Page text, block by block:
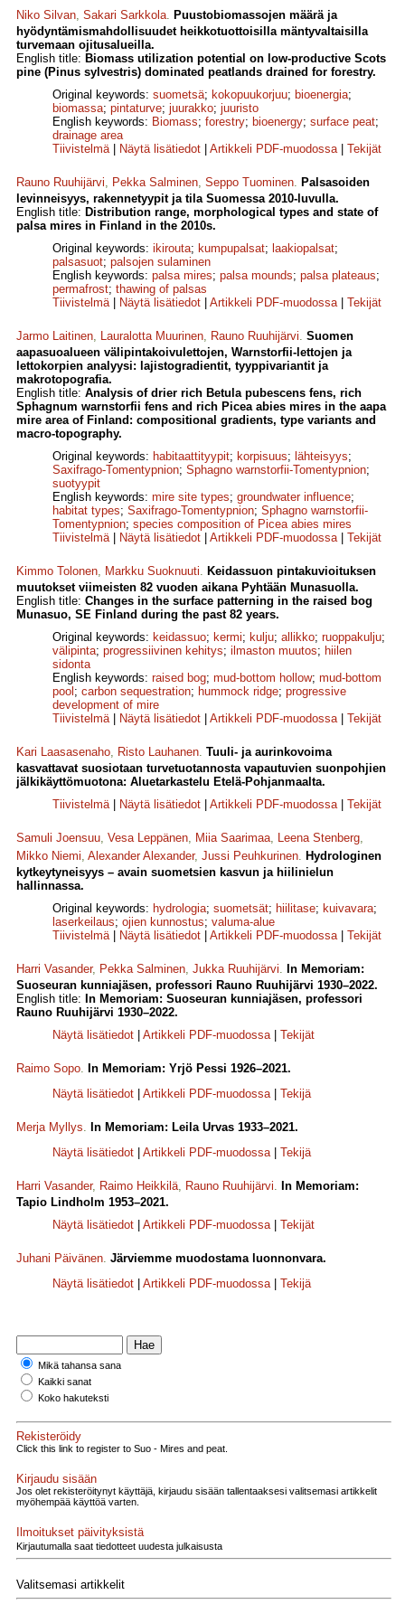
Niko Silvan, Sakari Sarkkola. Puustobiomassojen määrä ja
hyödyntämismahdollisuudet heikkotuottoisilla mäntyvaltaisilla
turvemaan ojitusalueilla.
English title: Biomass utilization potential on low-productive Scots
pine (Pinus sylvestris) dominated peatlands drained for forestry.
Original keywords: suometsä; kokopuukorjuu; bioenergia;
biomassa; pintaturve; juurakko; juuristo
English keywords: Biomass; forestry; bioenergy; surface peat;
drainage area
Tiivistelmä| Näytä lisätiedot Artikkeli PDF-muodossa| Tekijät
Rauno Ruuhijärvi, Pekka Salminen, Seppo Tuominen. Palsasoiden
levinneisyys, rakennetyypit ja tila Suomessa 2010-luvulla.
English title: Distribution range, morphological types and state of
palsa mires in Finland in the 2010s.
Original keywords: ikirouta; kumpupalsat; laakiopalsat;
palsasuot; palsojen sulaminen
English keywords: palsa mires; palsa mounds; palsa plateaus;
permafrost; thawing of palsas
Tiivistelmä| Näytä lisätiedot Artikkeli PDF-muodossa| Tekijät
Jarmo Laitinen, Lauralotta Muurinen, Rauno Ruuhijärvi. Suomen
aapasuoalueen välipintakoivulettojen, Warnstorfii-lettojen ja
lettokorpien analyysi: lajistogradientit, tyyppivariantit ja
makrotopografia.
English title: Analysis of drier rich Betula pubescens fens, rich
Sphagnum warnstorfii fens and rich Picea abies mires in the aapa
mire area of Finland: compositional gradients, type variants and
macro-topography.
Original keywords: habitaattityypit; korpisuus; lähteisyys;
Saxifrago-Tomentypnion; Sphagno warnstorfii-Tomentypnion;
suotyypit
English keywords: mire site types; groundwater influence;
habitat types; Saxifrago-Tomentypnion; Sphagno warnstorfii-
Tomentypnion; species composition of Picea abies mires
Tiivistelmä| Näytä lisätiedot Artikkeli PDF-muodossa| Tekijät
Kimmo Tolonen, Markku Suoknuuti. Keidassuon pintakuvioituksen
muutokset viimeisten 82 vuoden aikana Pyhtään Munasuolla.
English title: Changes in the surface patterning in the raised bog
Munasuo, SE Finland during the past 82 years.
Original keywords: keidassuo; kermi; kulju; allikko; ruoppakulju;
välipinta; progressiivinen kehitys; ilmaston muutos; hiilen
sidonta
English keywords: raised bog; mud-bottom hollow; mud-bottom
pool ; carbon sequestration; hummock ridge; progressive
development of mire
Tiivistelmä| Näytä lisätiedot Artikkeli PDF-muodossa| Tekijät
Kari Laasasenaho, Risto Lauhanen. Tuuli- ja aurinkovoima
kasvattavat suosiotaan turvetuotannosta vapautuvien suonpohjien
jälki­käyttömuotona: Aluetarkastelu Etelä-Pohjanmaalta.
Tiivistelmä| Näytä lisätiedot Artikkeli PDF-muodossa| Tekijät
Samuli Joensuu, Vesa Leppänen, Miia Saarimaa, Leena Stenberg,
Mikko Niemi, Alexander Alexander, Jussi Peuhkurinen. Hydrologinen
kytkeytyneisyys – avain suometsien kasvun ja hiilinielun
hallinnassa.
Original keywords: hydrologia; suometsät; hiilitase; kuivavara;
laserkeilaus; ojien kunnostus; valuma-alue
Tiivistelmä| Näytä lisätiedot Artikkeli PDF-muodossa| Tekijät
Harri Vasander, Pekka Salminen, Jukka Ruuhijärvi. In Memoriam:
Suoseuran kunniajäsen, professori Rauno Ruuhijärvi 1930–2022.
English title: In Memoriam: Suoseuran kunniajäsen, professori
Rauno Ruuhijärvi 1930–2022.
Näytä lisätiedot
Artikkeli PDF-muodossa| Tekijät
Raimo Sopo. In Memoriam: Yrjö Pessi 1926–2021.
Näytä lisätiedot
Artikkeli PDF-muodossa| Tekijä
Merja Myllys. In Memoriam: Leila Urvas 1933–2021.
Näytä lisätiedot
Artikkeli PDF-muodossa| Tekijä
Harri Vasander, Raimo Heikkilä, Rauno Ruuhijärvi. In Memoriam:
Tapio Lindholm 1953–2021.
Näytä lisätiedot
Artikkeli PDF-muodossa| Tekijät
Juhani Päivänen. Järviemme muodostama luonnonvara.
Näytä lisätiedot
Artikkeli PDF-muodossa| Tekijä
Mikä tahansa sana
Kaikki sanat
Koko hakuteksti
Rekisteröidy
Click this link to register to Suo - Mires and peat.
Kirjaudu sisään
Jos olet rekisteröitynyt käyttäjä, kirjaudu sisään tallentaaksesi valitsemasi artikkelit
myöhempää käyttöä varten.
Ilmoitukset päivityksistä
Kirjautumalla saat tiedotteet uudesta julkaisusta
Valitsemasi artikkelit